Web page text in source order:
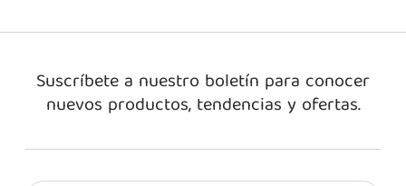
Suscríbete a nuestro boletín para conocer
nuevos productos, tendencias y ofertas.